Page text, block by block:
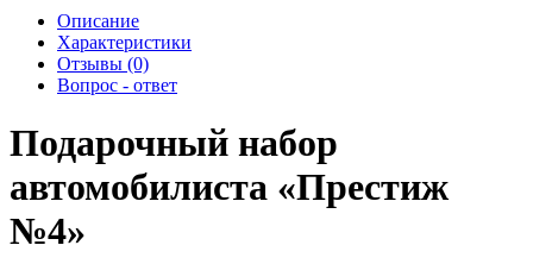
Описание
Характеристики
Отзывы (0)
Вопрос - ответ
Подарочный набор
автомобилиста «Престиж
№4»